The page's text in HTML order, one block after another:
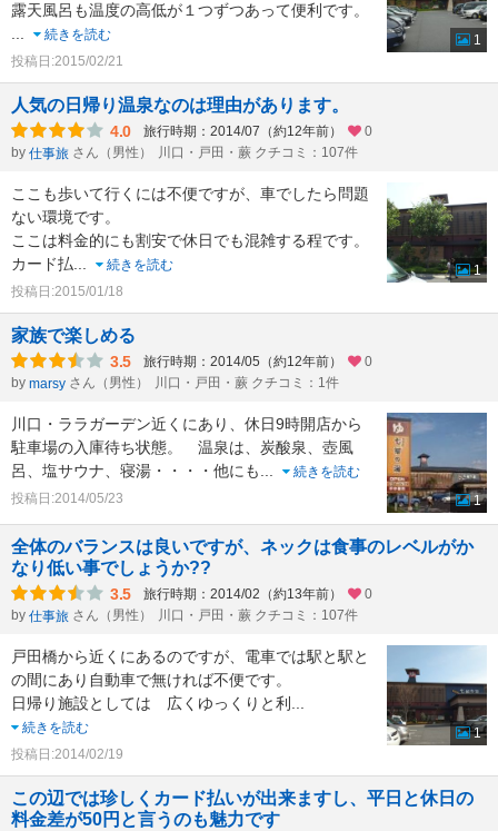
露天風呂も温度の高低が１つずつあって便利です。
...
続きを読む
投稿日:2015/02/21
1
人気の日帰り温泉なのは理由があります。
4.0 旅行時期：2014/07（約12年前）
0
by 仕事旅 さん（男性） 川口・戸田・蕨 クチコミ：107件
ここも歩いて行くには不便ですが、車でしたら問題
ない環境です。
ここは料金的にも割安で休日でも混雑する程です。
カード払...
続きを読む
投稿日:2015/01/18
1
家族で楽しめる
3.5 旅行時期：2014/05（約12年前）
0
by marsy さん（男性） 川口・戸田・蕨 クチコミ：1件
川口・ララガーデン近くにあり、休日9時開店から
駐車場の入庫待ち状態。 温泉は、炭酸泉、壺風
呂、塩サウナ、寝湯・・・・他にも...
続きを読む
投稿日:2014/05/23
1
全体のバランスは良いですが、ネックは食事のレベルがか
なり低い事でしょうか??
3.5 旅行時期：2014/02（約13年前）
0
by 仕事旅 さん（男性） 川口・戸田・蕨 クチコミ：107件
戸田橋から近くにあるのですが、電車では駅と駅と
の間にあり自動車で無ければ不便です。
日帰り施設としては 広くゆっくりと利 ...
続きを読む
投稿日:2014/02/19
1
この辺では珍しくカード払いが出来ますし、平日と休日の
料金差が50円と言うのも魅力です